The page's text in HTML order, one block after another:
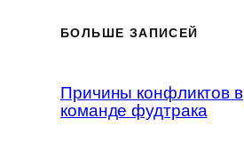
БОЛЬШЕ ЗАПИСЕЙ
Причины конфликтов в
команде фудтрака